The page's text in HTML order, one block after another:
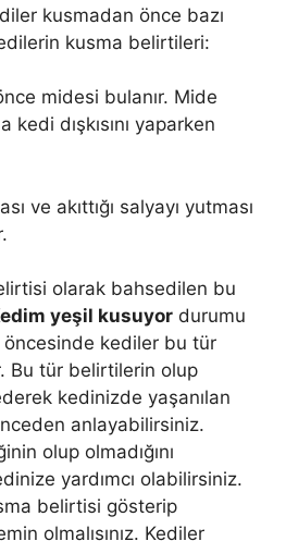
kusmadan önce bazı
kusma belirtileri:
midesi bulanır. Mide
kedi dışkısını yaparken
ve akıttığı salyayı yutması
olarak bahsedilen bu
yeşil kusuyor durumu
kediler bu tür
Bu tür belirtilerin olup
kedinizde yaşanılan
anlayabilirsiniz.
olup olmadığını
yardımcı olabilirsiniz.
belirtisi gösterip
olmalısınız. Kediler